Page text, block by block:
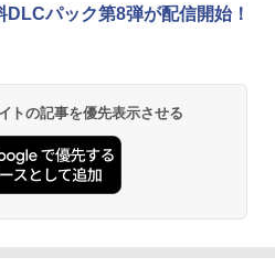
DLCパック第8弾が配信開始！
トの記事を優先表示させる